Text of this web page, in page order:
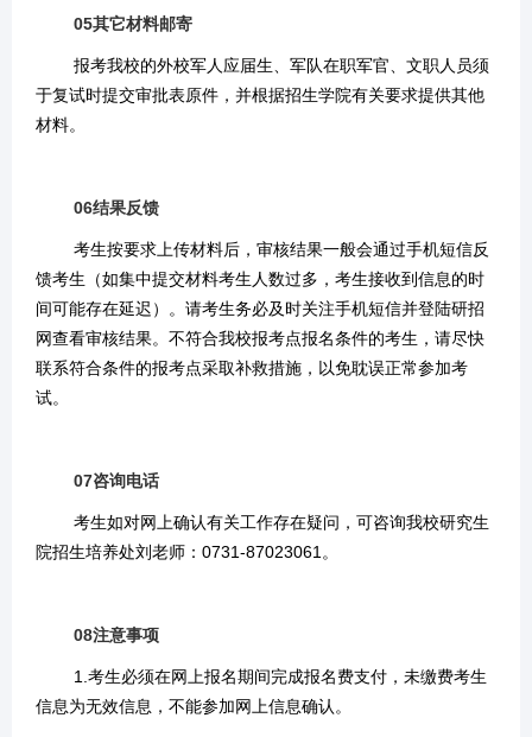
05其它材料邮寄
报考我校的外校军人应届生、军队在职军官、文职人员须
于复试时提交审批表原件，并根据招生学院有关要求提供其他
材料。
06结果反馈
考生按要求上传材料后，审核结果一般会通过手机短信反
馈考生（如集中提交材料考生人数过多，考生接收到信息的时
间可能存在延迟）。请考生务必及时关注手机短信并登陆研招
网查看审核结果。 不符合我校报考点报名条件的考生，请尽快
联系符合条件的报考点采取补救措施，以免耽误正常参加考
试。
07咨询电话
考生如对网上确认有关工作存在疑问，可咨询我校研究生
院招生培养处刘老师：0731-87023061。
08注意事项
1.考生必须在网上报名期间完成报名费支付，未缴费考生
信息为无效信息，不能参加网上信息确认。